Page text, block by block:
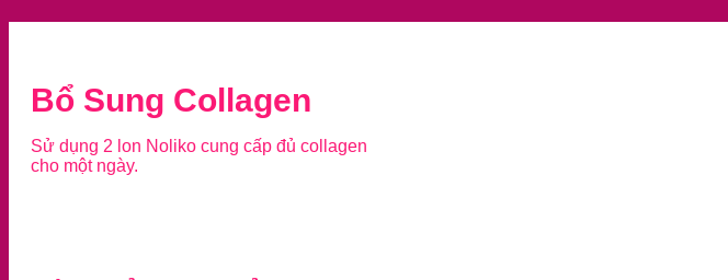
Bổ Sung Collagen
Sử dụng 2 lon Noliko cung cấp đủ collagen
cho một ngày.